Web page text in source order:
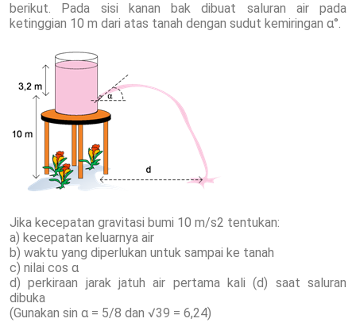
berikut. Pada sisi kanan bak dibuat saluran air pada
ketinggian 10 m dari atas tanah dengan sudut kemiringan α°.
Jika kecepatan gravitasi bumi 10 m/s2 tentukan:
a) kecepatan keluarnya air
b) waktu yang diperlukan untuk sampai ke tanah
c) nilai cos α
d) perkiraan jarak jatuh air pertama kali (d) saat saluran
dibuka
(Gunakan sin α = 5/8 dan √39 = 6,24)